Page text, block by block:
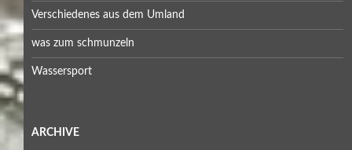
Verschiedenes aus dem Umland
was zum schmunzeln
Wassersport
ARCHIVE